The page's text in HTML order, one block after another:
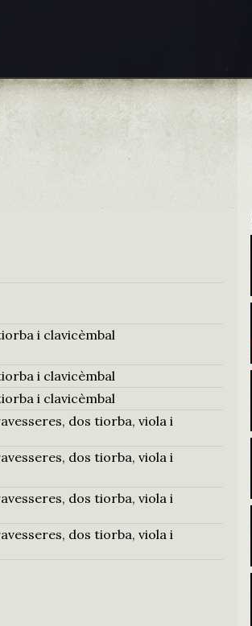
i clavicèmbal
i clavicèmbal
i clavicèmbal
dos tiorba, viola i
dos tiorba, viola i
dos tiorba, viola i
dos tiorba, viola i